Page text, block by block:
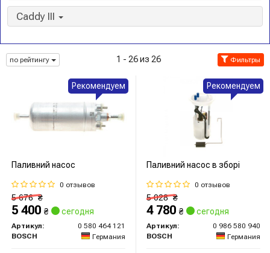
Caddy III
по рейтингу 1 - 26 из 26 Фильтры
Паливний насос
0 отзывов
5 676₴
5 400 ₴ сегодня
Артикул:
0 580 464 121
BOSCH
Германия
Рекомендуем
Паливний насос в зборі
0 отзывов
5 028₴
4 780 ₴ сегодня
Артикул:
0 986 580 940
BOSCH
Германия
Рекомендуем